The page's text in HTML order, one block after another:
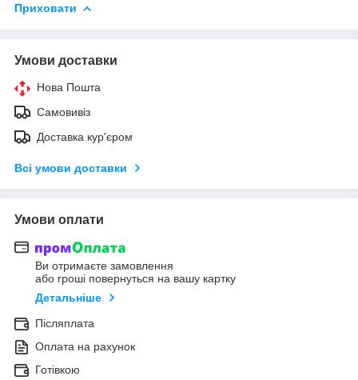
Приховати
Умови доставки
Нова Пошта
Самовивіз
Доставка кур'єром
Всі умови доставки
Умови оплати
Ви отримаєте замовлення
або гроші повернуться на вашу картку
Детальніше
Післяплата
Оплата на рахунок
Готівкою